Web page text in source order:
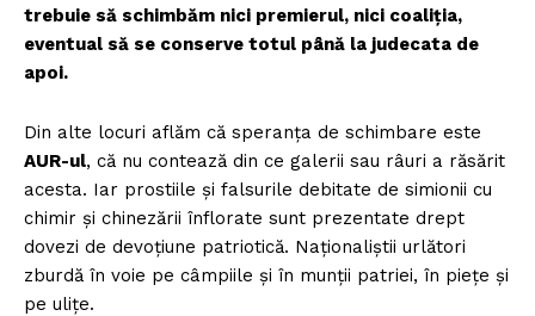
trebuie să schimbăm nici premierul, nici coaliția,
eventual să se conserve totul până la judecata de
apoi.
Din alte locuri aflăm că speranța de schimbare este
AUR-ul, că nu contează din ce galerii sau râuri a răsărit
acesta. Iar prostiile și falsurile debitate de simionii cu
chimir și chinezării înflorate sunt prezentate drept
dovezi de devoțiune patriotică. Naționaliștii urlători
zburdă în voie pe câmpiile și în munții patriei, în piețe și
pe ulițe.